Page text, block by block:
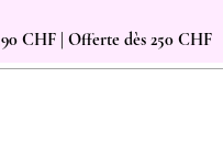
CHF | Offerte dès 250 CHF